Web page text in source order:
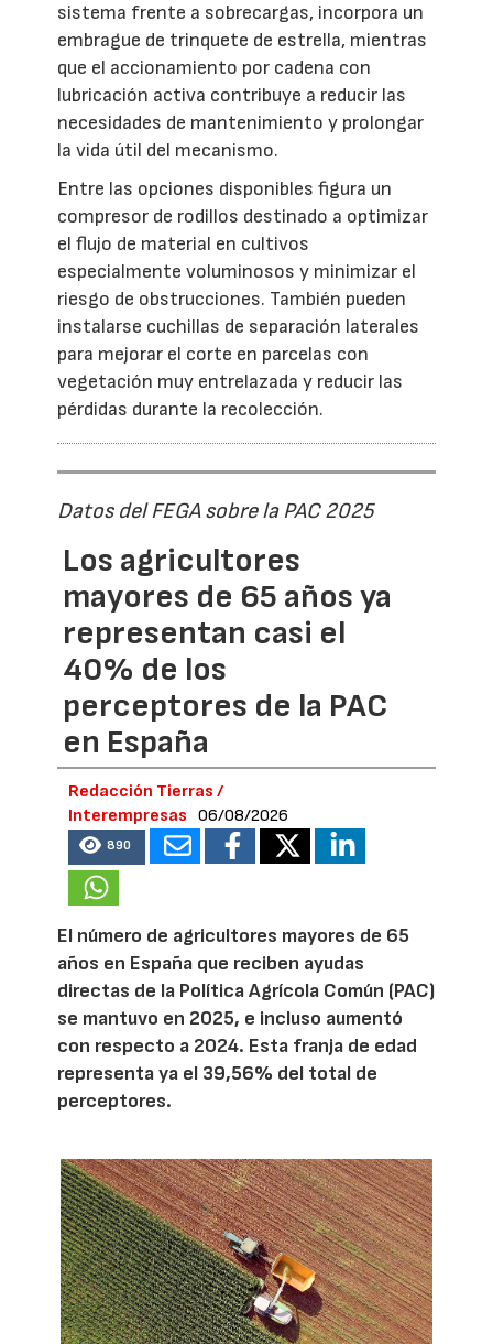
sistema frente a sobrecargas, incorpora un
embrague de trinquete de estrella, mientras
que el accionamiento por cadena con
lubricación activa contribuye a reducir las
necesidades de mantenimiento y prolongar
la vida útil del mecanismo.
Entre las opciones disponibles figura un
compresor de rodillos destinado a optimizar
el flujo de material en cultivos
especialmente voluminosos y minimizar el
riesgo de obstrucciones. También pueden
instalarse cuchillas de separación laterales
para mejorar el corte en parcelas con
vegetación muy entrelazada y reducir las
pérdidas durante la recolección.
Datos del FEGA sobre la PAC 2025
Los agricultores
mayores de 65 años ya
representan casi el
40% de los
perceptores de la PAC
en España
Redacción Tierras /
Interempresas
06/08/2026
890
El número de agricultores mayores de 65
años en España que reciben ayudas
directas de la Política Agrícola Común (PAC)
se mantuvo en 2025, e incluso aumentó
con respecto a 2024. Esta franja de edad
representa ya el 39,56% del total de
perceptores.